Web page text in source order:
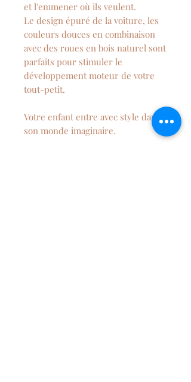
et l'emmener où ils veulent.
Le design épuré de la voiture, les
couleurs douces en combinaison
avec des roues en bois naturel sont
parfaits pour stimuler le
développement moteur de votre
tout-petit.
Votre enfant entre avec style dans
son monde imaginaire.